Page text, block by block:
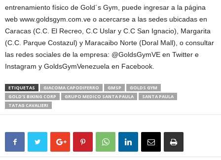
entrenamiento físico de Gold´s Gym, puede ingresar a la página
web www.goldsgym.com.ve o acercarse a las sedes ubicadas en
Caracas (C.C. El Recreo, C.C Uslar y C.C San Ignacio), Margarita
(C.C. Parque Costazul) y Maracaibo Norte (Doral Mall), o consultar
las redes sociales de la empresa: @GoldsGymVE en Twitter e
Instagram y GoldsGymVenezuela en Facebook.
ETIQUETAS GIACOMA CAPODIFERRO GMSP
GOLDS GYM
GOLD’S BIKING CORP
GRUPO MEDICO SANTA PAULA
SANTA PAULA
TATAG CAVALIERI